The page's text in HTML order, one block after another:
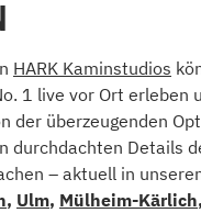
HARK Kaminstudios
1 live vor Ort erleben
der überzeugenden
durchdachten Details
– aktuell in
, Ulm, Mülheim-Kärlich,